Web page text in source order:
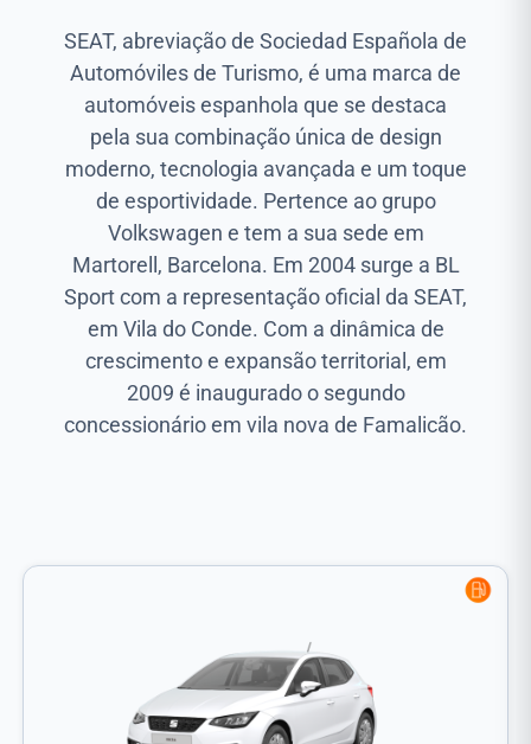
SEAT, abreviação de Sociedad Española de
Automóviles de Turismo, é uma marca de
automóveis espanhola que se destaca
pela sua combinação única de design
moderno, tecnologia avançada e um toque
de esportividade. Pertence ao grupo
Volkswagen e tem a sua sede em
Martorell, Barcelona. Em 2004 surge a BL
Sport com a representação oficial da SEAT,
em Vila do Conde. Com a dinâmica de
crescimento e expansão territorial, em
2009 é inaugurado o segundo
concessionário em vila nova de Famalicão.